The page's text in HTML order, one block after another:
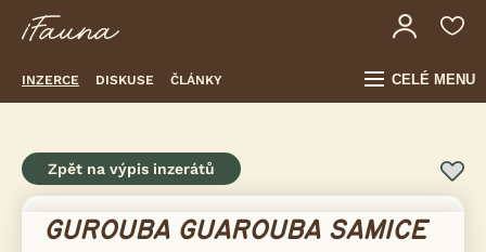
INZERCE DISKUSE ČLÁNKY CELÉ MENU
Zpět na výpis inzerátů
GUROUBA GUAROUBA SAMICE